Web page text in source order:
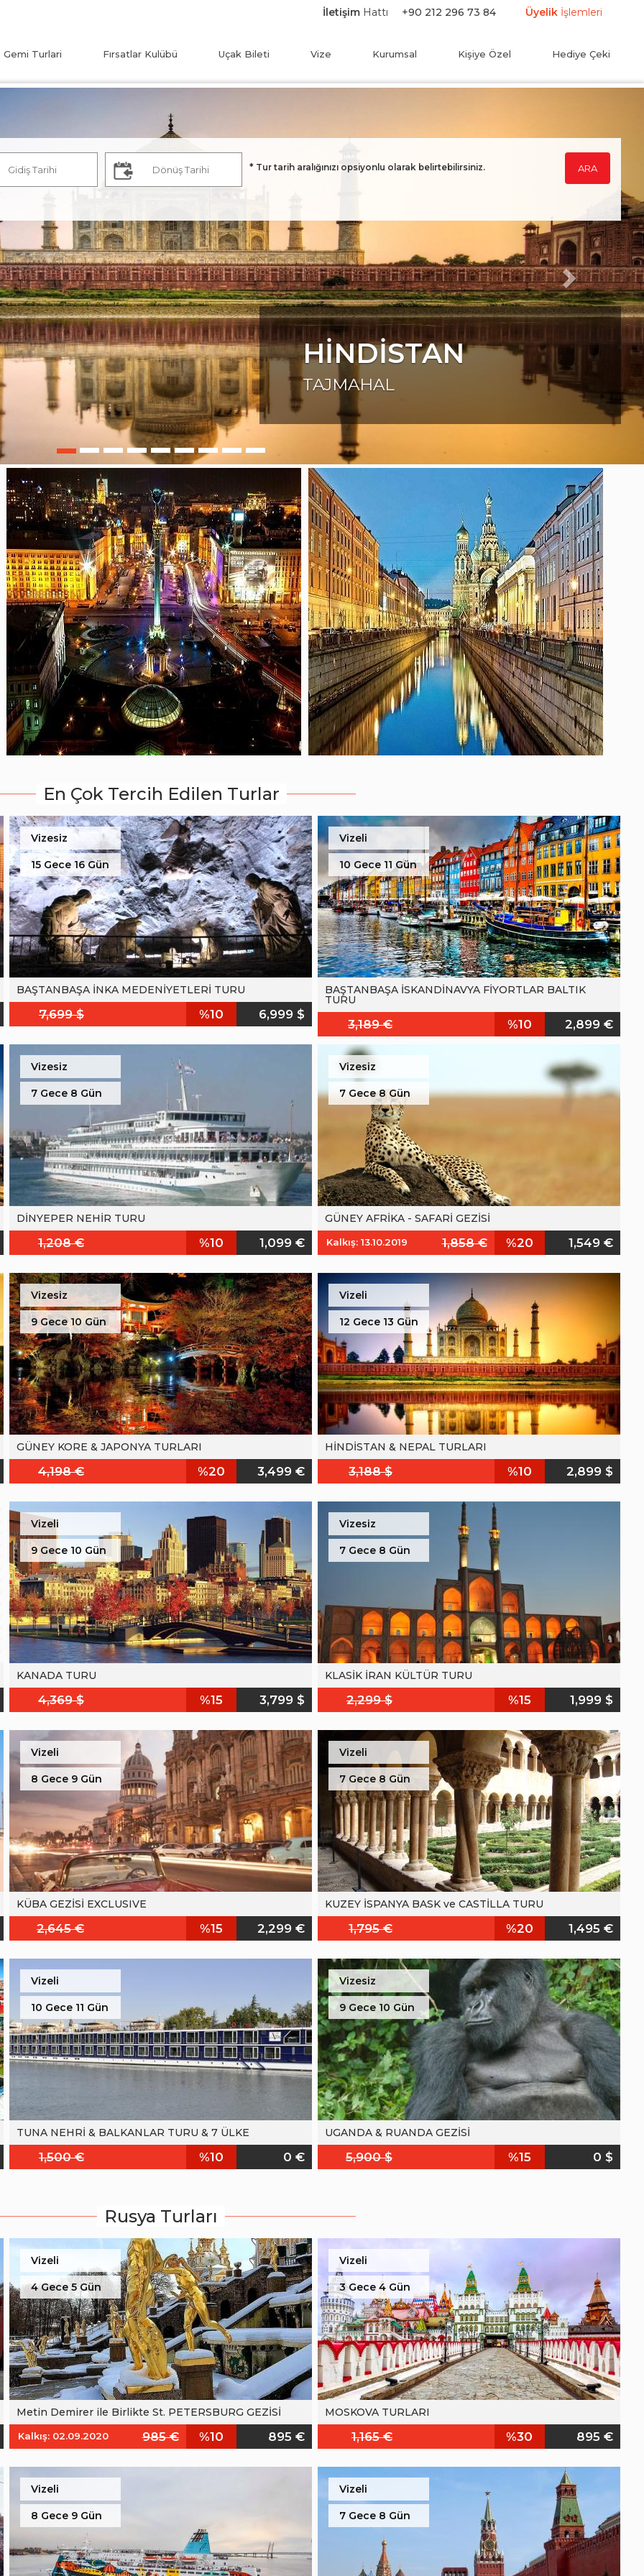
İletişim Hattı +90 212 296 73 84 Üyelik İşlemleri
Gemi Turlari Fırsatlar Kulübü Uçak Bileti Vize Kurumsal Kişiye Özel Hediye Çeki
* Tur tarih aralığınızı opsiyonlu olarak belirtebilirsiniz.
AFRİKA
SAFARİ
Next
En Çok Tercih Edilen Turlar
Vizesiz
15 Gece 16 Gün
BAŞTANBAŞA İNKA MEDENİYETLERİ TURU
7,699 $ %10 6,999 $
Vizeli
10 Gece 11 Gün
BAŞTANBAŞA İSKANDİNAVYA FİYORTLAR BALTIK
TURU
3,189 € %10 2,899 €
Vizesiz
7 Gece 8 Gün
DİNYEPER NEHİR TURU
1,208 € %10 1,099 €
Vizesiz
7 Gece 8 Gün
GÜNEY AFRİKA - SAFARİ GEZİSİ
Kalkış: 13.10.2019 1,858 € %20 1,549 €
Vizesiz
9 Gece 10 Gün
GÜNEY KORE & JAPONYA TURLARI
4,198 € %20 3,499 €
Vizeli
12 Gece 13 Gün
HİNDİSTAN & NEPAL TURLARI
3,188 $ %10 2,899 $
Vizeli
9 Gece 10 Gün
KANADA TURU
4,369 $ %15 3,799 $
Vizesiz
7 Gece 8 Gün
KLASİK İRAN KÜLTÜR TURU
2,299 $ %15 1,999 $
Vizeli
8 Gece 9 Gün
KÜBA GEZİSİ EXCLUSIVE
2,645 € %15 2,299 €
Vizeli
7 Gece 8 Gün
KUZEY İSPANYA BASK ve CASTİLLA TURU
1,795 € %20 1,495 €
Vizeli
10 Gece 11 Gün
TUNA NEHRİ & BALKANLAR TURU & 7 ÜLKE
1,500 € %10 0 €
Vizesiz
9 Gece 10 Gün
UGANDA & RUANDA GEZİSİ
5,900 $ %15 0 $
Rusya Turları
Vizeli
4 Gece 5 Gün
Metin Demirer ile Birlikte St. PETERSBURG GEZİSİ
Kalkış: 02.09.2020 985 € %10 895 €
Vizeli
3 Gece 4 Gün
MOSKOVA TURLARI
1,165 € %30 895 €
Vizeli
8 Gece 9 Gün
Vizeli
7 Gece 8 Gün